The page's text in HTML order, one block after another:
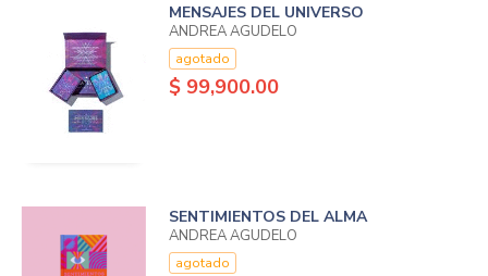
MENSAJES DEL UNIVERSO
ANDREA AGUDELO
agotado
$ 99,900.00
SENTIMIENTOS DEL ALMA
ANDREA AGUDELO
agotado